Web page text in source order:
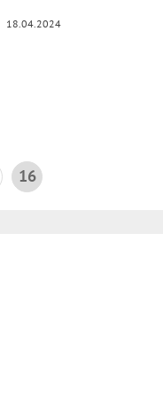
18.04.2024
16